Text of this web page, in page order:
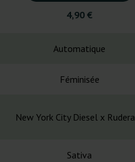
4,90 €
Automatique
Féminisée
New York City Diesel x
Sativa